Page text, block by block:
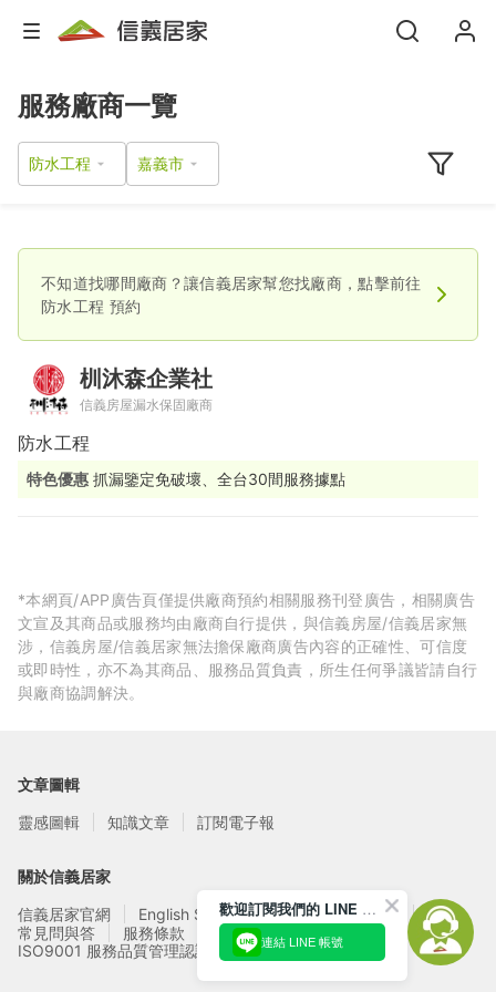
服務廠商一覽
防水工程
不知道找哪間廠商？讓信義居家幫您找廠商，點擊前往
防水工程 預約
杊沐森企業社
信義房屋漏水保固廠商
防水工程
特色優惠 抓漏鑒定免破壞、全台30間服務據點
*本網頁/APP廣告頁僅提供廠商預約相關服務刊登廣告，相關廣告
文宣及其商品或服務均由廠商自行提供，與信義房屋/信義居家無
涉，信義房屋/信義居家無法擔保廠商廣告內容的正確性、可信度
或即時性，亦不為其商品、服務品質負責，所生任何爭議皆請自行
與廠商協調解決。
文章圖輯
靈感圖輯
知識文章 訂閱電子報
關於信義居家
信義居家官網
English Service
信義居家廠商募集
常見問與答
服務條款
隱私權政策
ISO9001 服務品質管理認證
歡迎訂閱我們的 LINE 官方帳號
連結 LINE 帳號